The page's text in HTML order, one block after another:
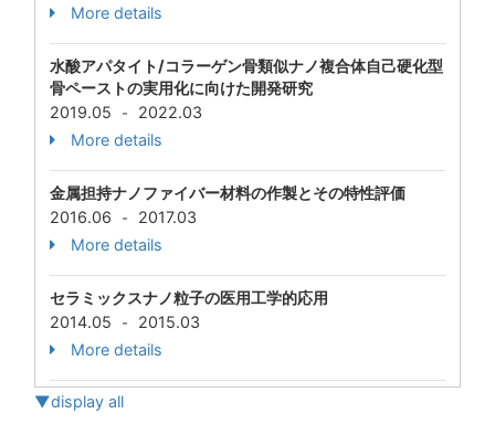
More details
水酸アパタイト/コラーゲン骨類似ナノ複合体自己硬化型
骨ペーストの実用化に向けた開発研究
2019.05
-
2022.03
More details
金属担持ナノファイバー材料の作製とその特性評価
2016.06
-
2017.03
More details
セラミックスナノ粒子の医用工学的応用
2014.05
-
2015.03
More details
▼display all